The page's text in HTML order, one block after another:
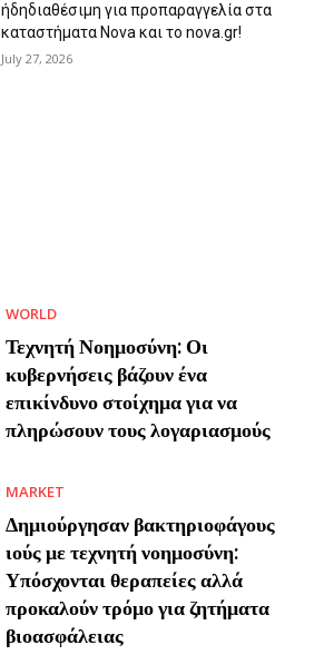
WORLD
Τεχνητή Νοημοσύνη: Οι
κυβερνήσεις βάζουν ένα
επικίνδυνο στοίχημα για να
πληρώσουν τους λογαριασμούς
MARKET
Δημιούργησαν βακτηριοφάγους
ιούς με τεχνητή νοημοσύνη:
Υπόσχονται θεραπείες αλλά
προκαλούν τρόμο για ζητήματα
βιοασφάλειας
ήδηδιαθέσιμη για προπαραγγελία στα
καταστήματα Nova και το nova.gr!
July 27, 2026